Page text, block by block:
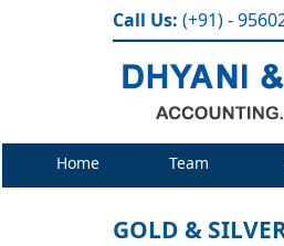
Call Us: (+91) -
Home Team
GOLD &